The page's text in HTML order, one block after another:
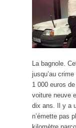
La bagnole.
jusqu’au
1 000 euros
voiture neuve
dix ans. Il y a
n’émette pas